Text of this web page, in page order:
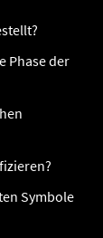
Phase der
Symbole